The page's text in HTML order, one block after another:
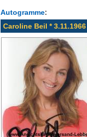
Autogramme:
Caroline Beil *